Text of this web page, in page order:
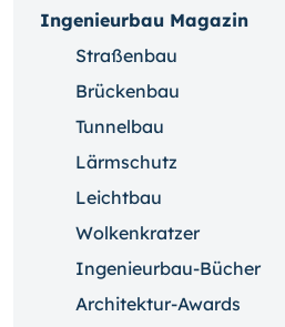
Ingenieurbau Magazin
Straßenbau
Brückenbau
Tunnelbau
Lärmschutz
Leichtbau
Wolkenkratzer
Ingenieurbau-Bücher
Architektur-Awards